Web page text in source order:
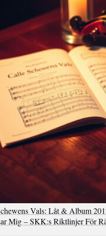
Vals: Låt & Album
Mig – SKK:s Riktlinjer För